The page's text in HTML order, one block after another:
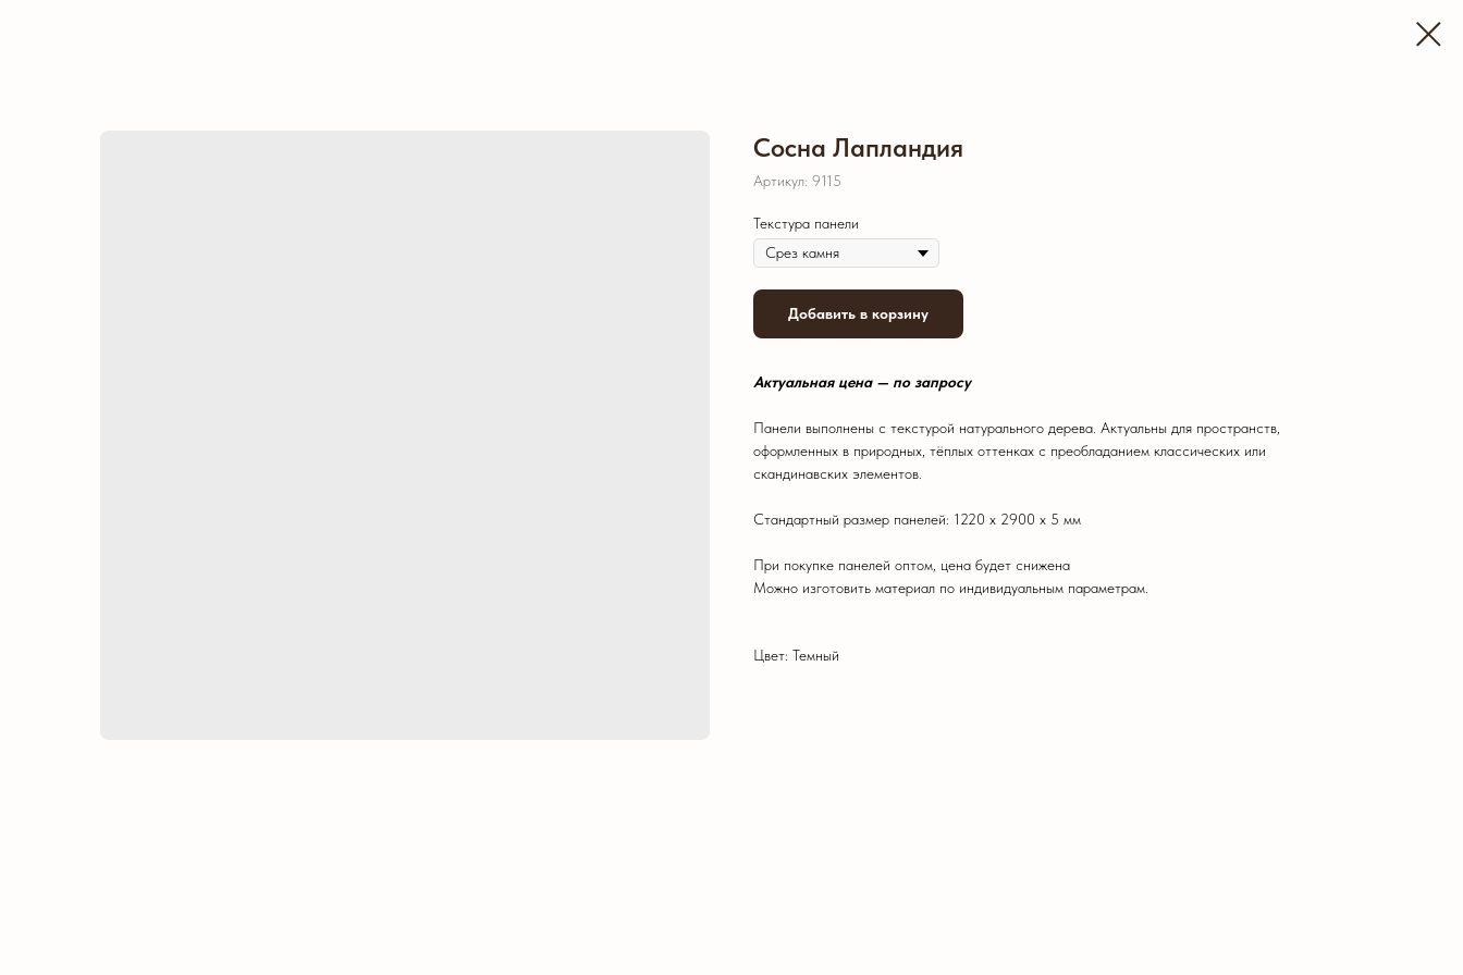
Сосна Лапландия
Артикул: 9115
Текстура панели
Добавить в корзину
Актуальная цена — по запросу
Панели выполнены с текстурой натурального дерева. Актуальны для пространств,
оформленных в природных, тёплых оттенках с преобладанием классических или
скандинавских элементов.
Стандартный размер панелей: 1220 х 2900 х 5 мм
При покупке панелей оптом, цена будет снижена
Можно изготовить материал по индивидуальным параметрам.
Цвет: Темный